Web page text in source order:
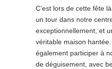
C’est lors de cette fête
un tour dans notre
exceptionnellement, et
véritable maison
également participer à
de déguisement, avec